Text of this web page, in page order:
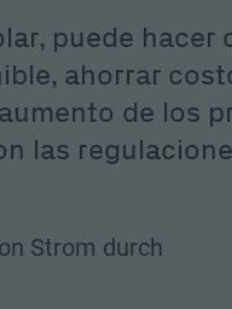
puede hacer
ahorrar
de los
las
Strom durch